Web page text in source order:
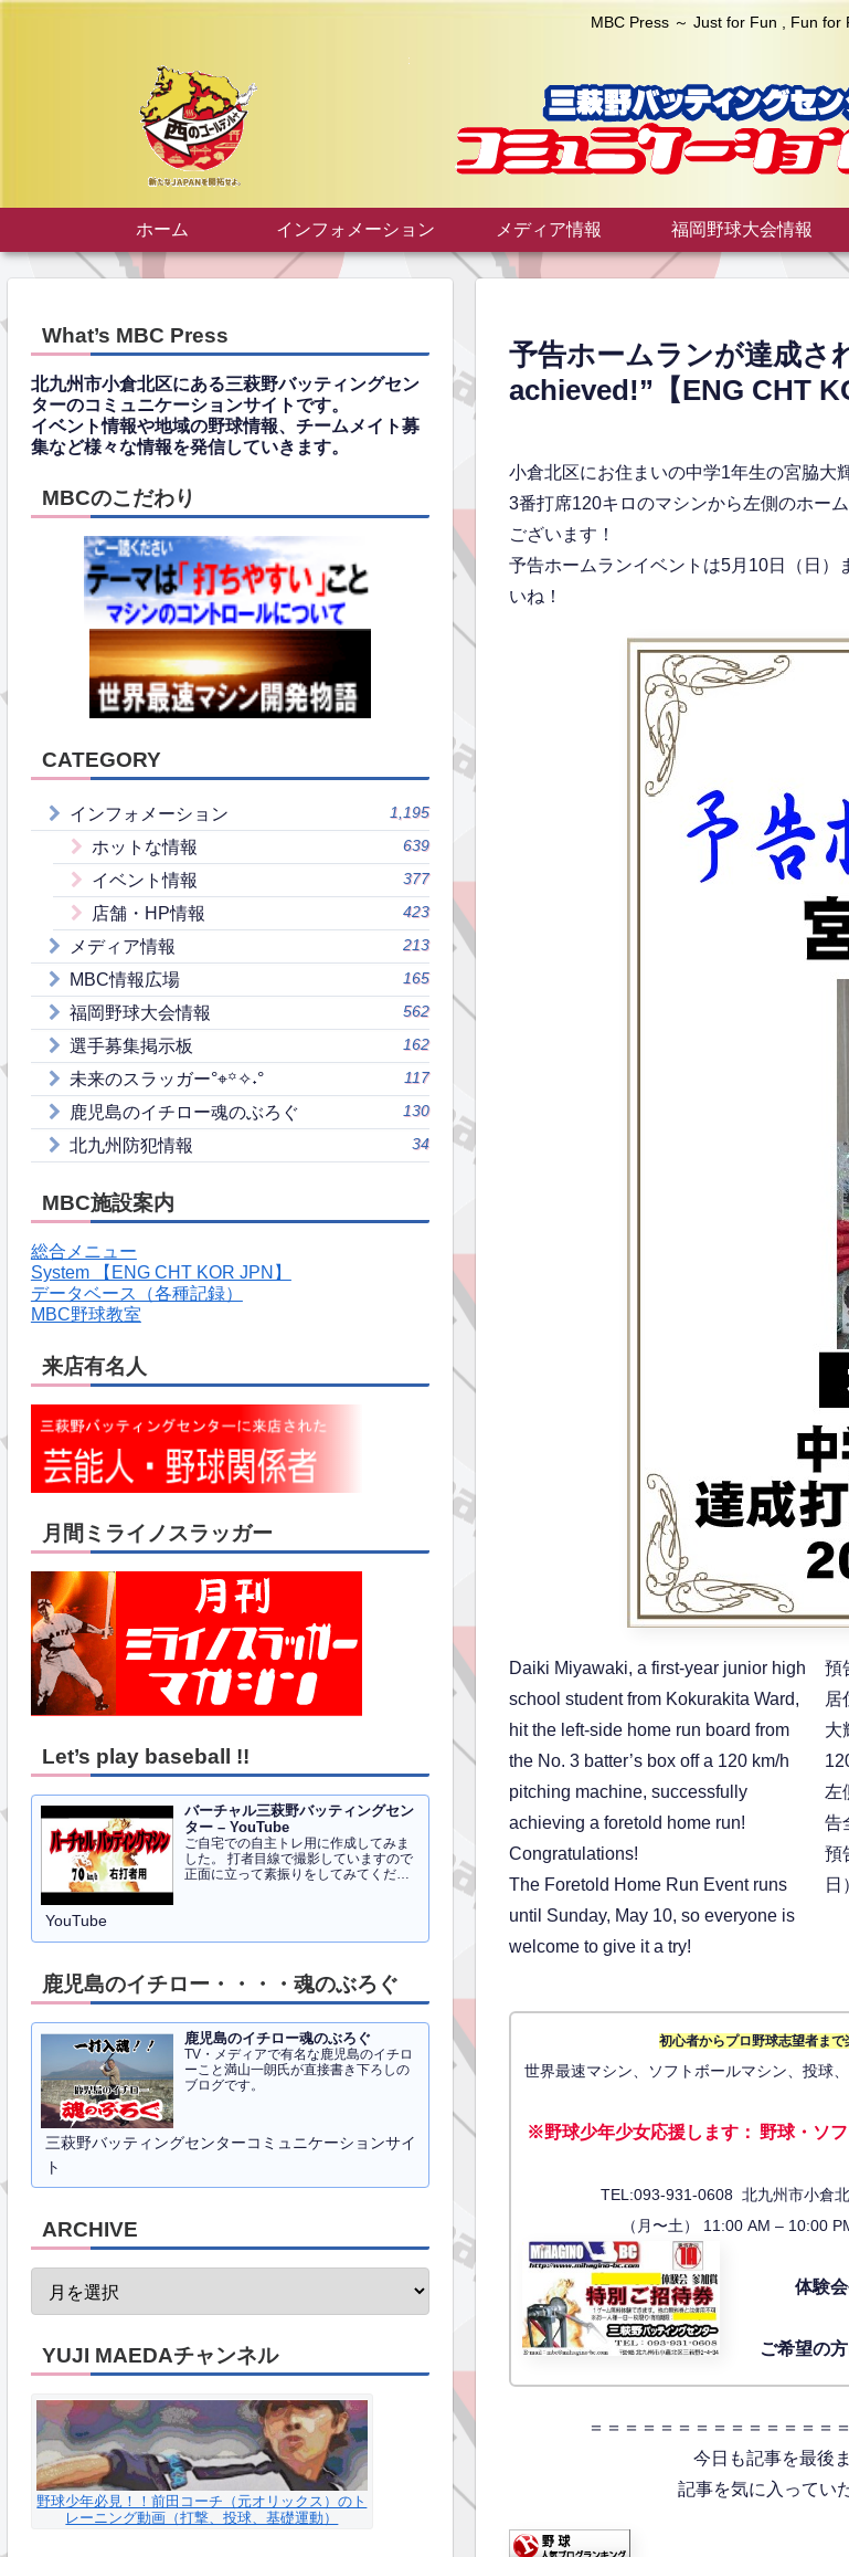
MBC Press ～ Just for Fun , Fun for
ホーム インフォメーション メディア情報 福岡野球大会情報
予告ホームランが達成
achieved!”【ENG CHT
小倉北区にお住まいの中学1年生の宮脇大
3番打席120キロのマシンから左側のホー
ございます！
予告ホームランイベントは5月10日（日）
いね！
Daiki Miyawaki, a first-year junior high
school student from Kokurakita Ward,
hit the left-side home run board from
the No. 3 batter’s box off a 120 km/h
pitching machine, successfully
achieving a foretold home run!
Congratulations!
The Foretold Home Run Event runs
until Sunday, May 10, so everyone is
welcome to give it a try!
預
居
大
左
告
預
日
初心者からプロ野球志望者まで
世界最速マシン、ソフトボールマシン、投球
※野球少年少女応援します： 野球・ソ
TEL:093-931-0608 北九州市小倉
（月〜土） 11:00 AM – 10:00
体験会
ご希望の
＝＝＝＝＝＝＝＝＝＝＝＝＝＝
今日も記事を最後
記事を気に入ってい
What’s MBC Press
北九州市小倉北区にある三萩野バッティングセン
ターのコミュニケーションサイトです。
イベント情報や地域の野球情報、チームメイト募
集など様々な情報を発信していきます。
MBCのこだわり
CATEGORY
インフォメーション 1,195
ホットな情報 639
イベント情報 377
店舗・HP情報 423
メディア情報 213
MBC情報広場 165
福岡野球大会情報 562
選手募集掲示板 162
未来のスラッガー°⌖꙳✧˖° 117
鹿児島のイチロー魂のぶろぐ 130
北九州防犯情報 34
MBC施設案内
総合メニュー
System 【ENG CHT KOR JPN】
データベース（各種記録）
MBC野球教室
来店有名人
月間ミライノスラッガー
Let’s play baseball !!
バーチャル三萩野バッティングセン
ター – YouTube
ご自宅での自主トレ用に作成してみま
した。 打者目線で撮影していますので
正面に立って素振りをしてみてくださ
YouTube
鹿児島のイチロー・・・・魂のぶろぐ
鹿児島のイチロー魂のぶろぐ
TV・メディアで有名な鹿児島のイチロ
ーこと満山一朗氏が直接書き下ろしの
ブログです。
三萩野バッティングセンターコミュニケーションサイ
ト
ARCHIVE
YUJI MAEDAチャンネル
野球少年必見！！前田コーチ（元オリックス）のト
レーニング動画（打撃、投球、基礎運動）